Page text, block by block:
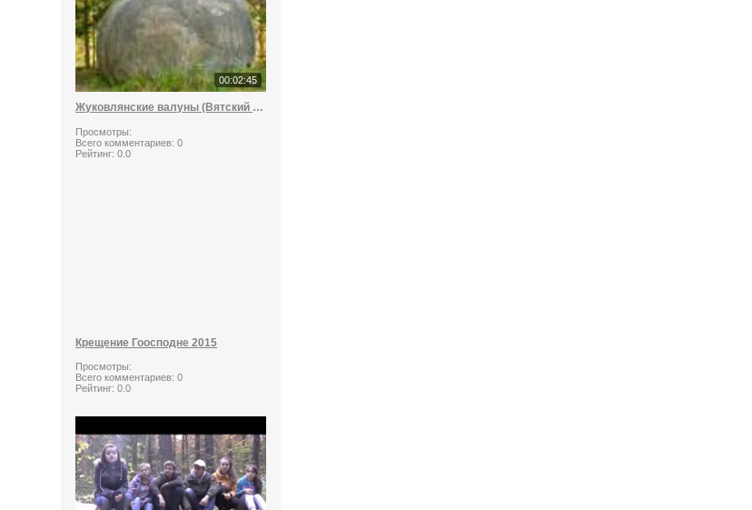
00:02:45
Жуковлянские валуны (Вятский стоунхендж)
Просмотры:
Всего комментариев:0
Рейтинг:0.0
Крещение Гоосподне 2015
Просмотры:
Всего комментариев:0
Рейтинг:0.0